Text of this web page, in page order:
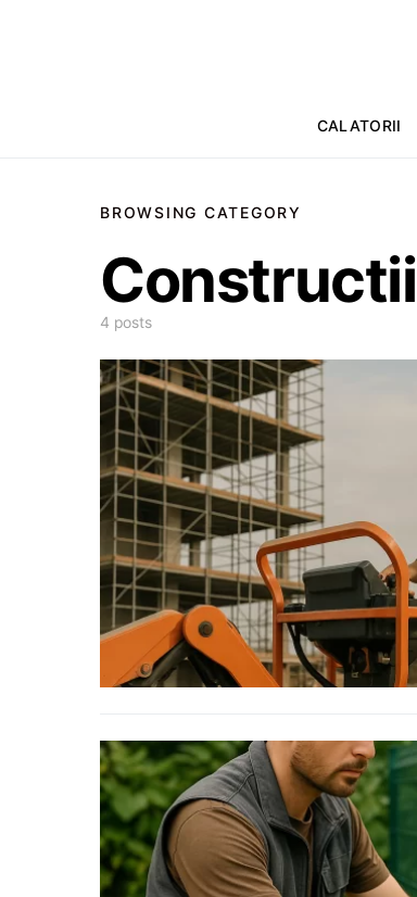
CALATORII
BROWSING CATEGORY
Constructii
4 posts